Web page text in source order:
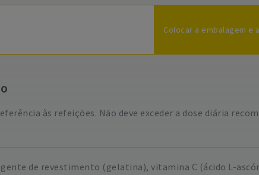
Colocar a embalagem e a
às refeições. Não deve exceder a dose diária
de revestimento (gelatina), vitamina C (ácido L-